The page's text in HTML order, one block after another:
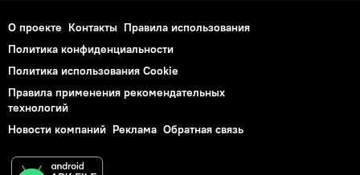
О проекте Контакты Правила использования
Политика конфиденциальности
Политика использования Cookie
Правила применения рекомендательных
технологий
Новости компаний Реклама Обратная связь